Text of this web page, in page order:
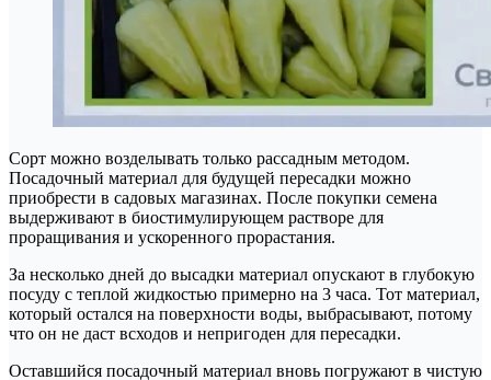
Сорт можно возделывать только рассадным методом.
Посадочный материал для будущей пересадки можно
приобрести в садовых магазинах. После покупки семена
выдерживают в биостимулирующем растворе для
проращивания и ускоренного прорастания.
За несколько дней до высадки материал опускают в глубокую
посуду с теплой жидкостью примерно на 3 часа. Тот материал,
который остался на поверхности воды, выбрасывают, потому
что он не даст всходов и непригоден для пересадки.
Оставшийся посадочный материал вновь погружают в чистую